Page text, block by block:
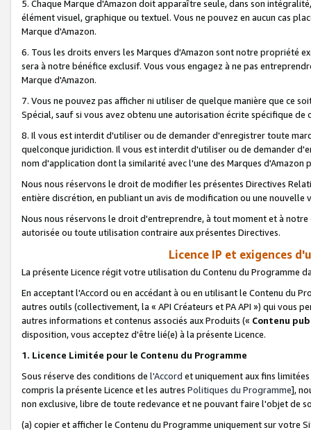
5. Chaque Marque d'Amazon doit apparaître seule, dans son
élément visuel, graphique ou textuel. Vous ne pouvez en aucun cas
Marque d'Amazon.
6. Tous les droits envers les Marques d'Amazon sont notre propriété
sera à notre bénéfice exclusif. Vous vous engagez à ne pas
Marque d'Amazon.
7. Vous ne pouvez pas afficher ni utiliser de quelque manière que ce
Spécial, sauf si vous avez obtenu une autorisation écrite spécifique de
8. Il vous est interdit d'utiliser ou de demander d'enregistrer toute
quelconque juridiction. Il vous est interdit d'utiliser ou de demander
nom d'application dont la similarité avec l'une des Marques
Nous nous réservons le droit de modifier les présentes Directives
entière discrétion, en publiant un avis de modification ou une nouvelle
Nous nous réservons le droit d'entreprendre, à tout moment et à
autorisée ou toute utilisation contraire aux présentes Directives.
Licence IP et exigences
La présente Licence régit votre utilisation du Contenu du Programme
En acceptant l'Accord ou en accédant à ou en utilisant le Contenu du
autres outils (collectivement, la « API Créateurs et PA API ») qui vous
autres informations et contenus associés aux Produits (« Contenu
disposition, vous acceptez d'être lié(e) à la présente Licence.
1. Licence Limitée pour le Contenu du Programme
Sous réserve des conditions de l'Accord et uniquement aux fins
compris la présente Licence et les autres Politiques du Programme],
non exclusive, libre de toute redevance et ne pouvant faire l'objet de
(a) copier et afficher le Contenu du Programme uniquement sur votre